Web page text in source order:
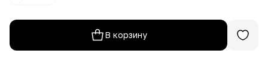
В корзину